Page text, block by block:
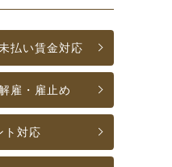
払い賃金対応
雇・雇止め
ト対応